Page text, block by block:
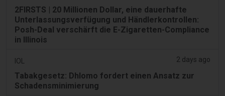
2FIRSTS | 20 Millionen Dollar, eine dauerhafte
Unterlassungsverfügung und Händlerkontrollen:
Posh-Deal verschärft die E-Zigaretten-Compliance
in Illinois
IOL 2 days ago
Tabakgesetz: Dhlomo fordert einen Ansatz zur
Schadensminimierung